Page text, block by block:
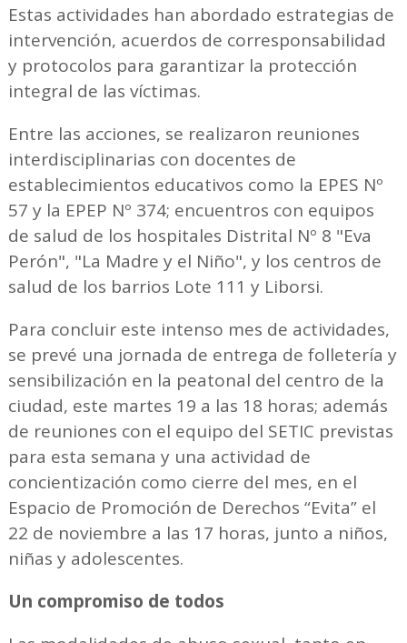
Estas actividades han abordado estrategias de
intervención, acuerdos de corresponsabilidad
y protocolos para garantizar la protección
integral de las víctimas.
Entre las acciones, se realizaron reuniones
interdisciplinarias con docentes de
establecimientos educativos como la EPES Nº
57 y la EPEP Nº 374; encuentros con equipos
de salud de los hospitales Distrital Nº 8 "Eva
Perón", "La Madre y el Niño", y los centros de
salud de los barrios Lote 111 y Liborsi.
Para concluir este intenso mes de actividades,
se prevé una jornada de entrega de folletería y
sensibilización en la peatonal del centro de la
ciudad, este martes 19 a las 18 horas; además
de reuniones con el equipo del SETIC previstas
para esta semana y una actividad de
concientización como cierre del mes, en el
Espacio de Promoción de Derechos “Evita” el
22 de noviembre a las 17 horas, junto a niños,
niñas y adolescentes.
Un compromiso de todos